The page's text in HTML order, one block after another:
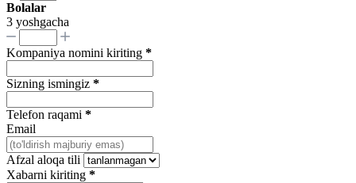
Bolalar
3 yoshgacha
Kompaniya nomini kiriting *
Sizning ismingiz *
Telefon raqami *
Email
Afzal aloqa tili
Xabarni kiriting *